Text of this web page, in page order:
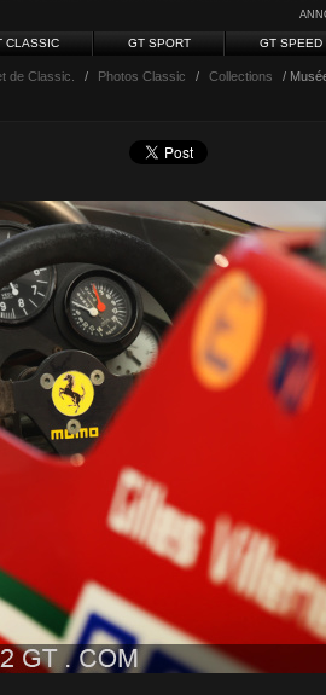
CLASSIC GT SPORT GT SPEED
de Classic. / Photos Classic / Collections /